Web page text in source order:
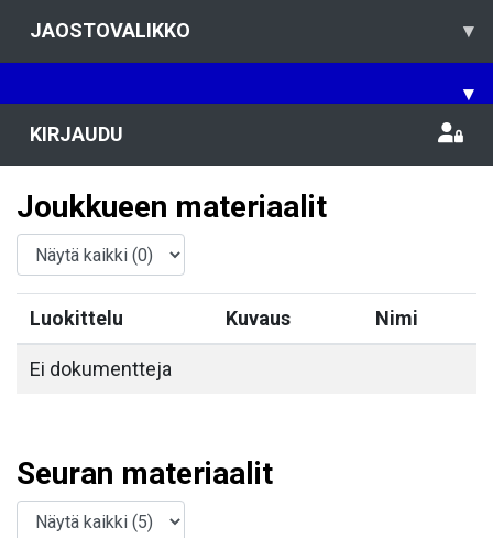
JAOSTOVALIKKO ▾
▾
KIRJAUDU
Joukkueen materiaalit
Luokittelu Kuvaus Nimi
Ei dokumentteja
Seuran materiaalit